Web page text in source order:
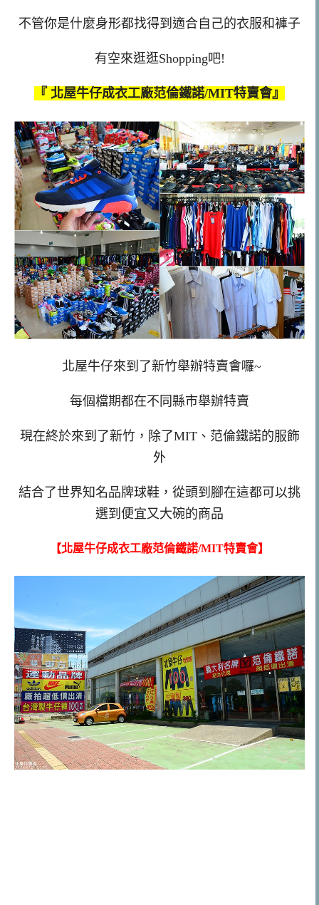
不管你是什麼身形都找得到適合自己的衣服和褲子
有空來逛逛Shopping吧!
『北屋牛仔成衣工廠范倫鐵諾/MIT特賣會』
北屋牛仔來到了新竹舉辦特賣會囉~
每個檔期都在不同縣市舉辦特賣
現在終於來到了新竹，除了MIT、范倫鐵諾的服飾
外
結合了世界知名品牌球鞋，從頭到腳在這都可以挑
選到便宜又大碗的商品
【北屋牛仔成衣工廠范倫鐵諾/MIT特賣會】